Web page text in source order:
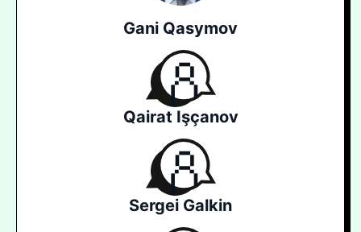
Gani Qasymov
Qairat Işçanov
Sergei Galkin